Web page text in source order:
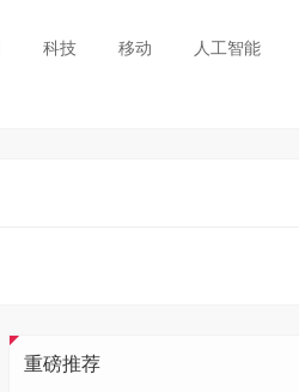
科技 移动 人工智能
重磅推荐